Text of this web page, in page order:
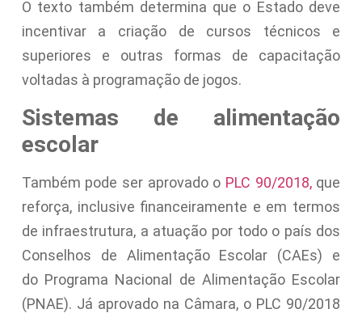
O texto também determina que o Estado deve
incentivar a criação de cursos técnicos e
superiores e outras formas de capacitação
voltadas à programação de jogos.
Sistemas de alimentação
escolar
Também pode ser aprovado o PLC 90/2018,que
reforça, inclusive financeiramente e em termos
de infraestrutura, a atuação por todo o país dos
Conselhos de Alimentação Escolar (CAEs) e
do Programa Nacional de Alimentação Escolar
(PNAE). Já aprovado na Câmara, o PLC 90/2018